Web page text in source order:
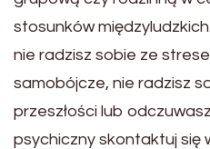
stosunków
nie radzisz sobie ze
samobójcze, nie radzisz
przeszłości lub
psychiczny skontaktuj się